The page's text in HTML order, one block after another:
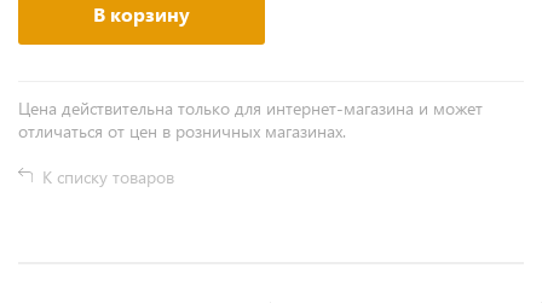
В корзину
Цена действительна только для интернет-магазина и может
отличаться от цен в розничных магазинах.
К списку товаров